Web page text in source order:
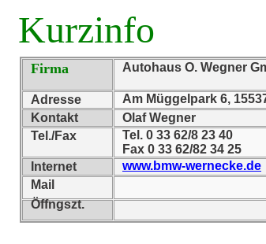
Kurzinfo
Firma Autohaus O. Wegner
Adresse
Am Müggelpark 6,
Kontakt
Olaf Wegner
Tel./Fax
Tel. 0 33 62/8 23 40
Fax 0 33 62/82 34 25
Internet
www.bmw-wernecke.de
Mail
Öffngszt.